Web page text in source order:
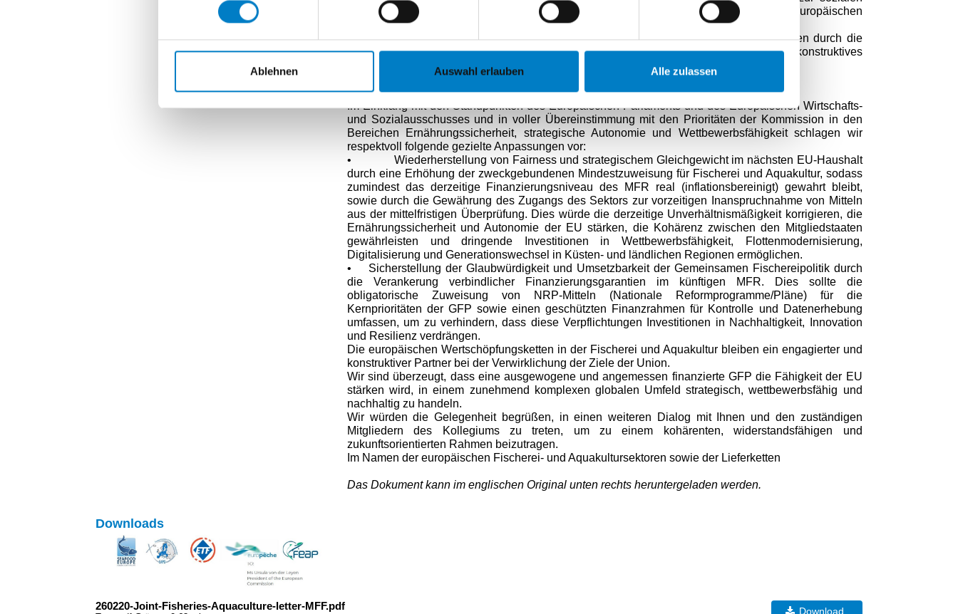
Ablehnen Auswahl erlauben Alle zulassen
Widerstandsfähigkeit bei – Ziele, die die Kommission zu Recht in den Mittelpunkt des europäischen
Projekts gestellt hat.
Die Gewährleistung einer sichtbaren und greifbaren Unterstützung der Küstengemeinden durch die
EU ist daher von entscheidender Bedeutung, um Vertrauen, Stabilität und ein konstruktives
Engagement für die politischen Ziele der Union aufrechtzuerhalten.
Vorgeschlagener Weg nach vorn
Im Einklang mit den Standpunkten des Europäischen Parlaments und des Europäischen Wirtschafts-
und Sozialausschusses und in voller Übereinstimmung mit den Prioritäten der Kommission in den
Bereichen Ernährungssicherheit, strategische Autonomie und Wettbewerbsfähigkeit schlagen wir
respektvoll folgende gezielte Anpassungen vor:
• Wiederherstellung von Fairness und strategischem Gleichgewicht im nächsten EU-Haushalt
durch eine Erhöhung der zweckgebundenen Mindestzuweisung für Fischerei und Aquakultur, sodass
zumindest das derzeitige Finanzierungsniveau des MFR real (inflationsbereinigt) gewahrt bleibt,
sowie durch die Gewährung des Zugangs des Sektors zur vorzeitigen Inanspruchnahme von Mitteln
aus der mittelfristigen Überprüfung. Dies würde die derzeitige Unverhältnismäßigkeit korrigieren, die
Ernährungssicherheit und Autonomie der EU stärken, die Kohärenz zwischen den Mitgliedstaaten
gewährleisten und dringende Investitionen in Wettbewerbsfähigkeit, Flottenmodernisierung,
Digitalisierung und Generationswechsel in Küsten- und ländlichen Regionen ermöglichen.
• Sicherstellung der Glaubwürdigkeit und Umsetzbarkeit der Gemeinsamen Fischereipolitik durch
die Verankerung verbindlicher Finanzierungsgarantien im künftigen MFR. Dies sollte die
obligatorische Zuweisung von NRP-Mitteln (Nationale Reformprogramme/Pläne) für die
Kernprioritäten der GFP sowie einen geschützten Finanzrahmen für Kontrolle und Datenerhebung
umfassen, um zu verhindern, dass diese Verpflichtungen Investitionen in Nachhaltigkeit, Innovation
und Resilienz verdrängen.
Die europäischen Wertschöpfungsketten in der Fischerei und Aquakultur bleiben ein engagierter und
konstruktiver Partner bei der Verwirklichung der Ziele der Union.
Wir sind überzeugt, dass eine ausgewogene und angemessen finanzierte GFP die Fähigkeit der EU
stärken wird, in einem zunehmend komplexen globalen Umfeld strategisch, wettbewerbsfähig und
nachhaltig zu handeln.
Wir würden die Gelegenheit begrüßen, in einen weiteren Dialog mit Ihnen und den zuständigen
Mitgliedern des Kollegiums zu treten, um zu einem kohärenten, widerstandsfähigen und
zukunftsorientierten Rahmen beizutragen.
Im Namen der europäischen Fischerei- und Aquakultursektoren sowie der Lieferketten
Das Dokument kann im englischen Original unten rechts heruntergeladen werden.
Downloads
260220-Joint-Fisheries-Aquaculture-letter-MFF.pdf Download